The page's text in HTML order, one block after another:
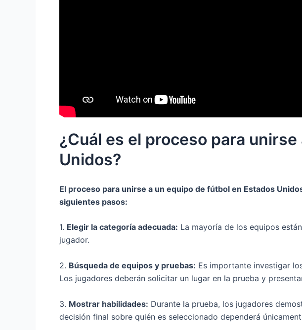
¿Cuál es el proceso para
Unidos?
El proceso para unirse a un equipo de fútbol en Estados
siguientes pasos:
1. Elegir la categoría adecuada: La mayoría de los equipos
jugador.
2. Búsqueda de equipos y pruebas: Es importante investigar
Los jugadores deberán solicitar un lugar en la prueba y
3. Mostrar habilidades: Durante la prueba, los jugadores
decisión final sobre quién es seleccionado dependerá